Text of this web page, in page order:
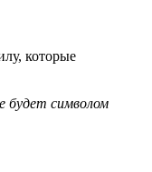
которые
будет символом